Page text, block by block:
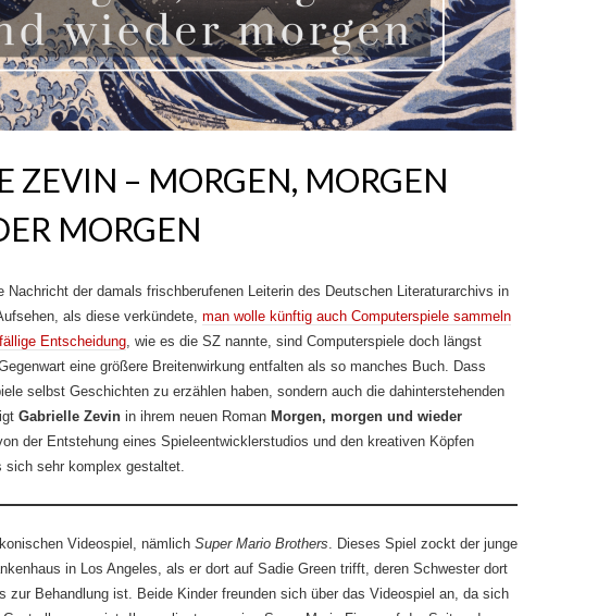
ZEVIN – MORGEN, MORGEN
MORGEN
Nachricht der damals frischberufenen Leiterin des Deutschen Literaturarchivs in
als diese verkündete, man wolle künftig auch Computerspiele sammeln
Entscheidung, wie es die SZ nannte, sind Computerspiele doch längst
eine größere Breitenwirkung entfalten als so manches Buch. Dass
selbst Geschichten zu erzählen haben, sondern auch die dahinterstehenden
Gabrielle Zevin in ihrem neuen Roman Morgen, morgen und wieder
der Entstehung eines Spieleentwicklerstudios und den kreativen Köpfen
sich sehr komplex gestaltet.
Videospiel, nämlich Super Mario Brothers. Dieses Spiel zockt der junge
in Los Angeles, als er dort auf Sadie Green trifft, deren Schwester dort
zur Behandlung ist. Beide Kinder freunden sich über das Videospiel an, da sich